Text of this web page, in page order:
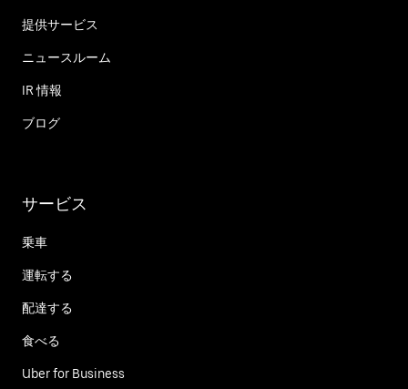
提供サービス
ニュースルーム
IR 情報
ブログ
サービス
乗車
運転する
配達する
食べる
Uber for Business